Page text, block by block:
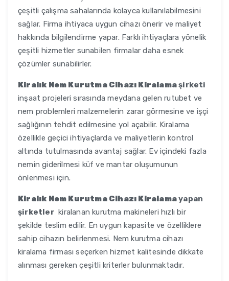
çeşitli çalışma sahalarında kolayca kullanılabilmesini
sağlar. Firma ihtiyaca uygun cihazı önerir ve maliyet
hakkında bilgilendirme yapar. Farklı ihtiyaçlara yönelik
çeşitli hizmetler sunabilen firmalar daha esnek
çözümler sunabilirler.
Kiralık Nem Kurutma Cihazı Kiralamaşirketi
inşaat projeleri sırasında meydana gelen rutubet ve
nem problemleri malzemelerin zarar görmesine ve işçi
sağlığının tehdit edilmesine yol açabilir. Kiralama
özellikle geçici ihtiyaçlarda ve maliyetlerin kontrol
altında tutulmasında avantaj sağlar. Ev içindeki fazla
nemin giderilmesi küf ve mantar oluşumunun
önlenmesi için.
Kiralık Nem Kurutma Cihazı Kiralamayapan
şirketlerkiralanan kurutma makineleri hızlı bir
şekilde teslim edilir. En uygun kapasite ve özelliklere
sahip cihazın belirlenmesi. Nem kurutma cihazı
kiralama firması seçerken hizmet kalitesinde dikkate
alınması gereken çeşitli kriterler bulunmaktadır.